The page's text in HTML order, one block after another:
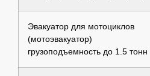
Эвакуатор для мотоциклов
(мотоэвакуатор)
грузоподъемность до 1.5 тонн